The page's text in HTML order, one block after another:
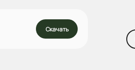
Скачать